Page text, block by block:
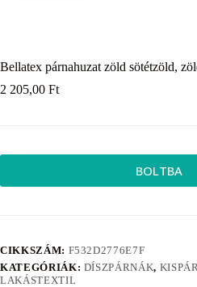
Bellatex párnahuzat zöld sötétzöld,
2 205,00 Ft
BOLTBA
CIKKSZÁM: F532D2776E7F
KATEGÓRIÁK: DÍSZPÁRNÁK,
LAKÁSTEXTIL